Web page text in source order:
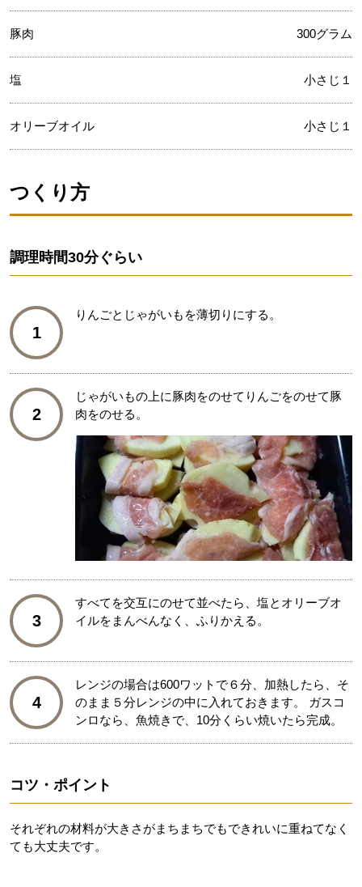
豚肉 300グラム
塩 小さじ１
オリーブオイル 小さじ１
つくり方
調理時間30分ぐらい
1
りんごとじゃがいもを薄切りにする。
2
じゃがいもの上に豚肉をのせてりんごをのせて豚
肉をのせる。
3
すべてを交互にのせて並べたら、塩とオリーブオ
イルをまんべんなく、ふりかえる。
4
レンジの場合は600ワットで６分、加熱したら、そ
のまま５分レンジの中に入れておきます。 ガスコ
ンロなら、魚焼きで、10分くらい焼いたら完成。
コツ・ポイント
それぞれの材料が大きさがまちまちでもできれいに重ねてなく
ても大丈夫です。